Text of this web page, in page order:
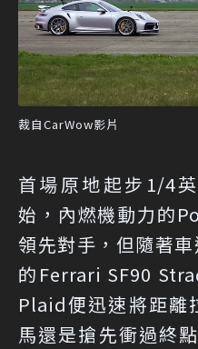
裁自CarWow影片
首場原地起步1/4
始，內燃機動力的
領先對手，但隨著
的Ferrari SF90
Plaid便迅速將距離
馬還是搶先衝過終